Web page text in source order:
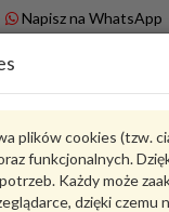
Napisz na WhatsApp
plików cookies (tzw.
funkcjonalnych.
Każdy może
dzięki czemu